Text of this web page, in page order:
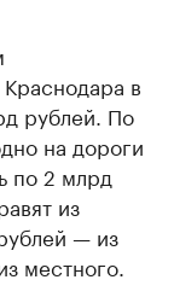
в
рублей. По
на дороги
по 2 млрд
из
— из
местного.